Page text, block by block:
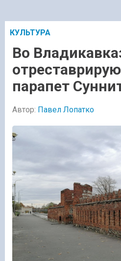
КУЛЬТУРА
Во
парапет
Автор: Павел Лопатко